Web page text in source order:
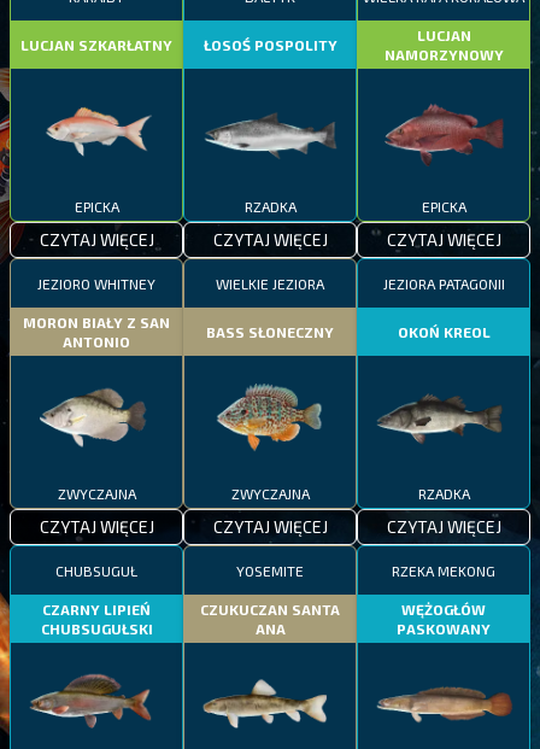
LUCJAN SZKARŁATNY
EPICKA
CZYTAJ WIĘCEJ
ŁOSOŚ POSPOLITY
RZADKA
CZYTAJ WIĘCEJ
LUCJAN
NAMORZYNOWY
EPICKA
CZYTAJ WIĘCEJ
JEZIORO WHITNEY
MORON BIAŁY Z SAN
ANTONIO
ZWYCZAJNA
CZYTAJ WIĘCEJ
WIELKIE JEZIORA
BASS SŁONECZNY
ZWYCZAJNA
CZYTAJ WIĘCEJ
JEZIORA PATAGONII
OKOŃ KREOL
RZADKA
CZYTAJ WIĘCEJ
CHUBSUGUŁ
CZARNY LIPIEŃ
CHUBSUGUŁSKI
YOSEMITE
CZUKUCZAN SANTA
ANA
RZEKA MEKONG
WĘŻOGŁÓW
PASKOWANY